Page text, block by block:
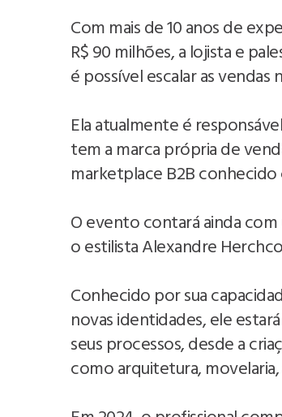
Com mais de 10 anos de
R$ 90 milhões, a lojista e
é possível escalar as
Ela atualmente é
tem a marca própria de
marketplace B2B
O evento contará ainda
o estilista Alexandre
Conhecido por sua
novas identidades, ele
seus processos, desde a
como arquitetura,